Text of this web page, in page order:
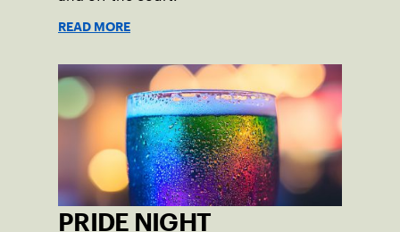
READ MORE
PRIDE NIGHT